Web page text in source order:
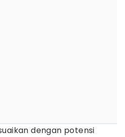
dengan potensi